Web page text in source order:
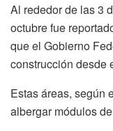
Al rededor de las 3
octubre fue
que el Gobierno
construcción desde
Estas áreas, según
albergar módulos